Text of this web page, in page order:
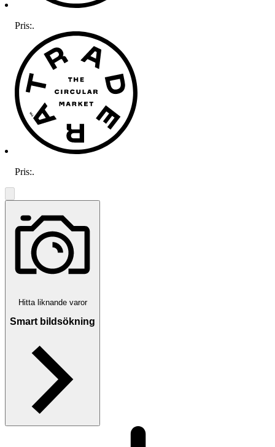
Pris:.
Pris:.
Hitta liknande varor
Smart bildsökning